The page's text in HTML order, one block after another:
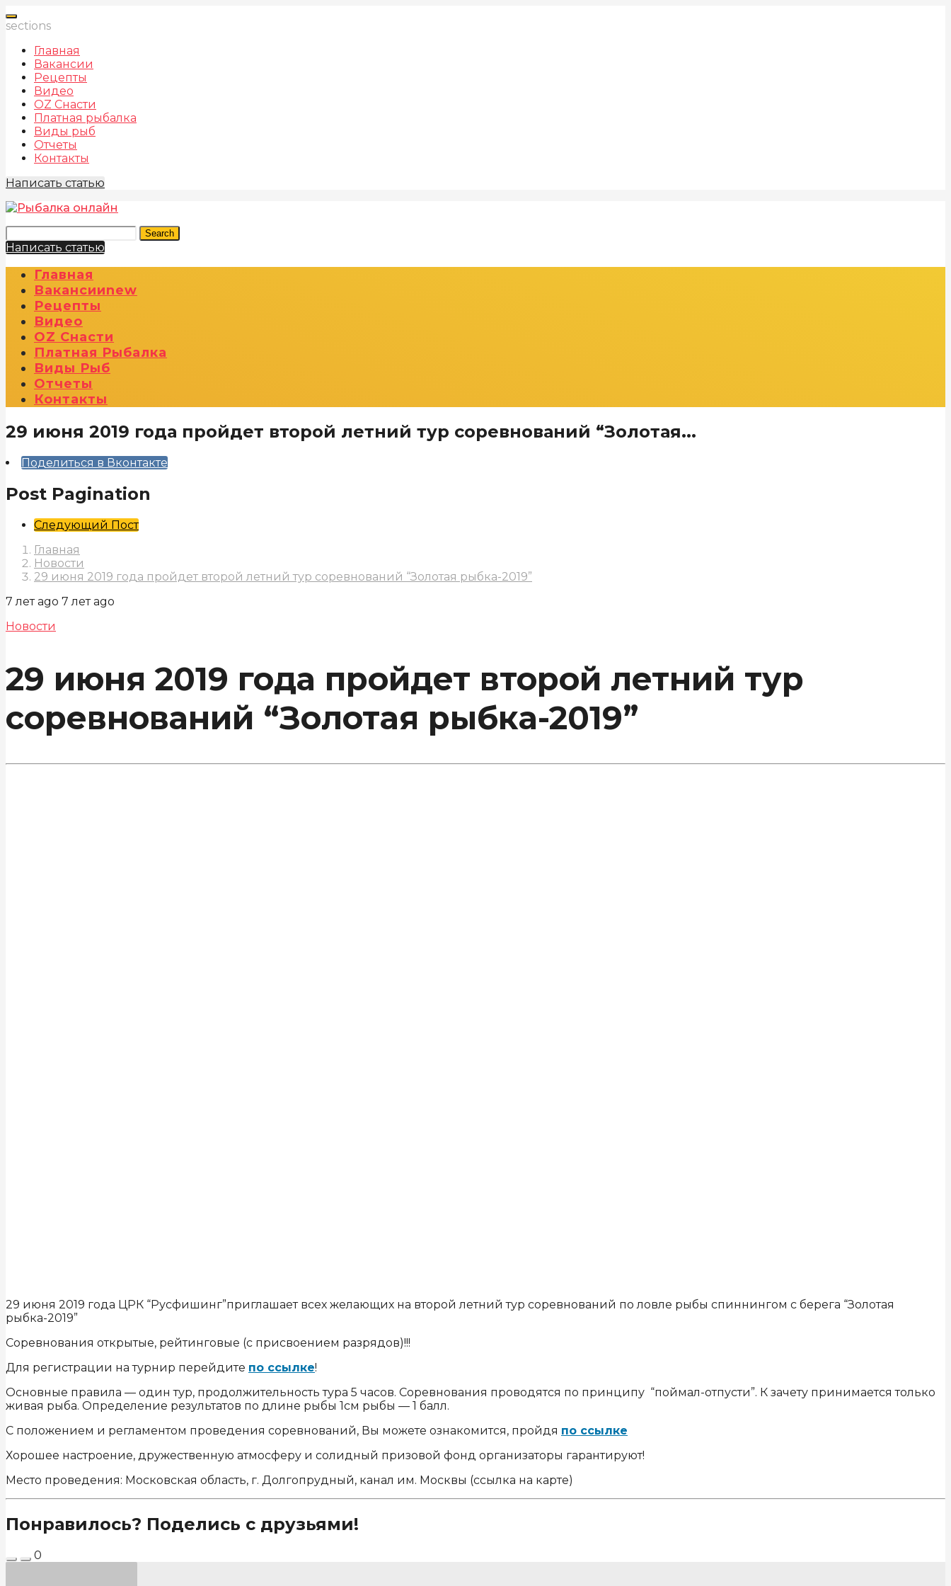
sections
Главная
Вакансии
Рецепты
Видео
OZ Снасти
Платная рыбалка
Виды рыб
Отчеты
Контакты
Написать статью
Search
Написать статью
Главная
ВакансииNew
Рецепты
Видео
OZ Снасти
Платная Рыбалка
Виды Рыб
Отчеты
Контакты
29 июня 2019 года пройдет второй летний тур соревнований “Золотая...
Поделиться в Вконтакте
Post Pagination
Следующий Пост
Главная
Новости
29 июня 2019 года пройдет второй летний тур соревнований “Золотая рыбка-2019”
7 лет ago 7 лет ago
Новости
29 июня 2019 года пройдет второй летний тур
соревнований “Золотая рыбка-2019”
29 июня 2019 года ЦРК “Русфишинг”приглашает всех желающих на второй летний тур соревнований по ловле рыбы спиннингом с берега “Золотая
рыбка-2019”
Соревнования открытые, рейтинговые (с присвоением разрядов)!!!
Для регистрации на турнир перейдите по ссылке!
Основные правила — один тур, продолжительность тура 5 часов. Соревнования проводятся по принципу “поймал-отпусти”. К зачету принимается только
живая рыба. Определение результатов по длине рыбы 1см рыбы — 1 балл.
С положением и регламентом проведения соревнований, Вы можете ознакомится, пройдя по ссылке
Хорошее настроение, дружественную атмосферу и солидный призовой фонд организаторы гарантируют!
Место проведения: Московская область, г. Долгопрудный, канал им. Москвы (ссылка на карте)
Понравилось? Поделись с друзьями!
0